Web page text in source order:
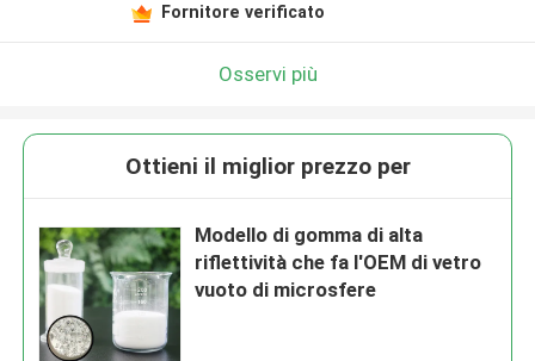
Fornitore verificato
Osservi più
Ottieni il miglior prezzo per
Modello di gomma di alta
riflettività che fa l'OEM di vetro
vuoto di microsfere